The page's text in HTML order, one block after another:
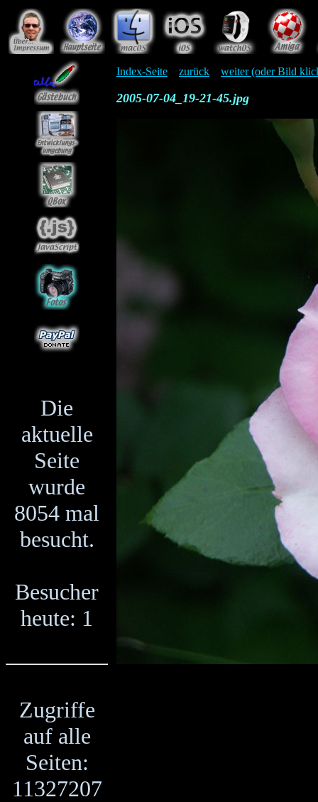
Die
aktuelle
Seite
wurde
8054 mal
besucht.
Besucher
heute: 1
Zugriffe
auf alle
Seiten:
11327207
Index-Seite zurück weiter (oder Bild
2005-07-04_19-21-45.jpg